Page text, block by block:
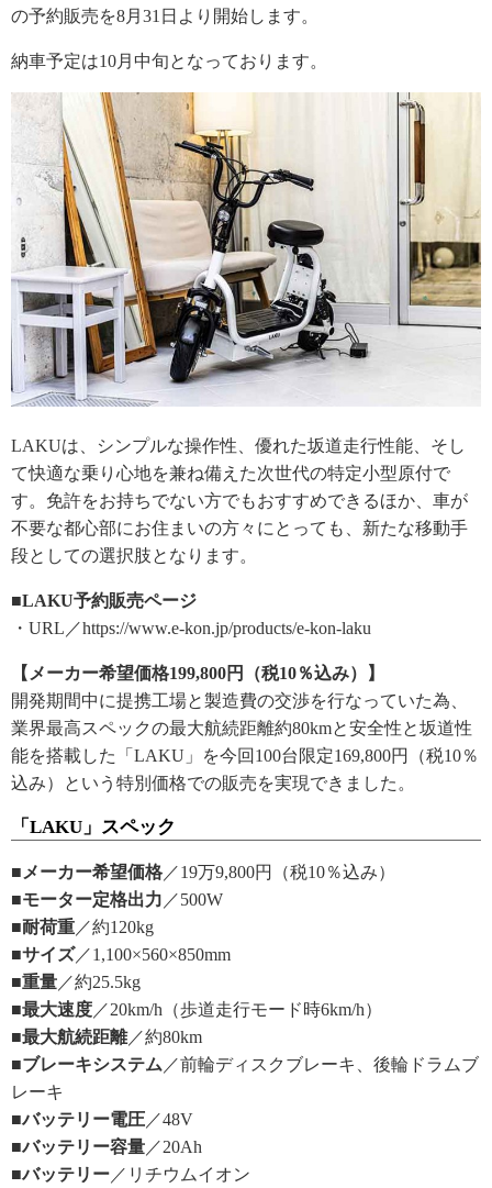
の予約販売を8月31日より開始します。
納車予定は10月中旬となっております。
LAKUは、シンプルな操作性、優れた坂道走行性能、そし
て快適な乗り心地を兼ね備えた次世代の特定小型原付で
す。免許をお持ちでない方でもおすすめできるほか、車が
不要な都心部にお住まいの方々にとっても、新たな移動手
段としての選択肢となります。
■LAKU予約販売ページ
・URL／https://www.e-kon.jp/products/e-kon-laku
【メーカー希望価格199,800円（税10％込み）】
開発期間中に提携工場と製造費の交渉を行なっていた為、
業界最高スペックの最大航続距離約80kmと安全性と坂道性
能を搭載した「LAKU」を今回100台限定169,800円（税10％
込み）という特別価格での販売を実現できました。
「LAKU」スペック
■メーカー希望価格 ／19万9,800円（税10％込み）
■モーター定格出力 ／500W
■耐荷重 ／約120kg
■サイズ／1,100×560×850mm
■重量 ／約25.5kg
■最大速度 ／20km/h（歩道走行モード時6km/h）
■最大航続距離／約80km
■ブレーキシステム ／前輪ディスクブレーキ、後輪ドラムブ
レーキ
■バッテリー電圧 ／48V
■バッテリー容量 ／20Ah
■バッテリー ／リチウムイオン